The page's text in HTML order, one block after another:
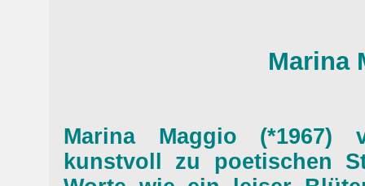
Marina
Marina Maggio
kunstvoll zu poetischen